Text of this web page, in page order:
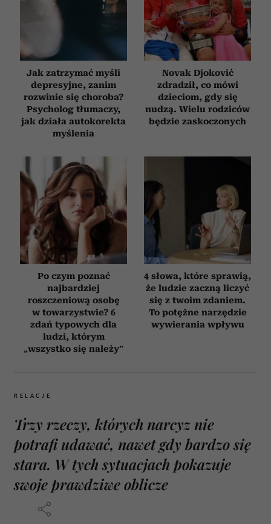
Jak zatrzymać myśli
depresyjne, zanim
rozwinie się choroba?
Psycholog tłumaczy,
jak działa autokorekta
myślenia
Novak Djoković
zdradził, co mówi
dzieciom, gdy się
nudzą. Wielu rodziców
będzie zaskoczonych
Po czym poznać
najbardziej
roszczeniową osobę
w towarzystwie? 6
zdań typowych dla
ludzi, którym
„wszystko się należy”
4 słowa, które sprawią,
że ludzie zaczną liczyć
się z twoim zdaniem.
To potężne narzędzie
wywierania wpływu
RELACJE
Trzy rzeczy, których narcyz nie
potrafi udawać, nawet gdy bardzo się
stara. W tych sytuacjach pokazuje
swoje prawdziwe oblicze